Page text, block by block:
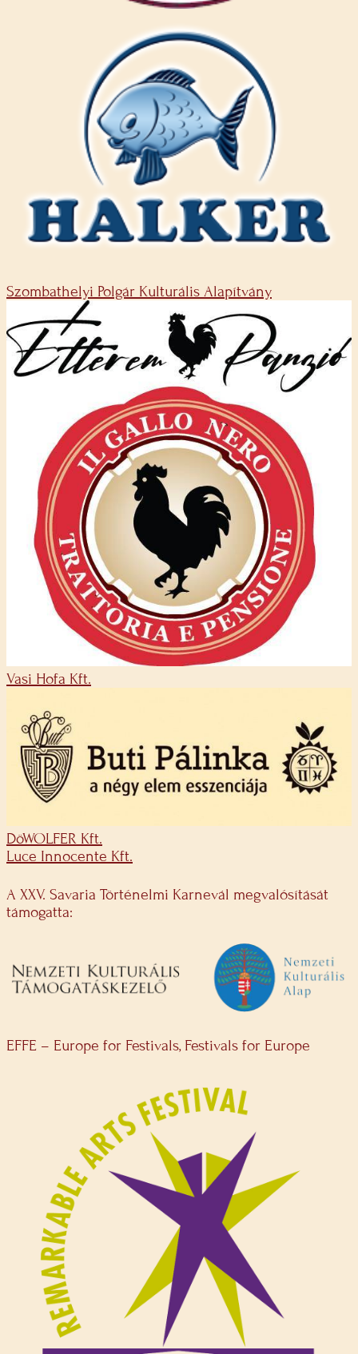
Szombathelyi Polgár Kulturális Alapítvány
Vasi Hofa Kft.
DöWOLFER Kft.
Luce Innocente Kft.
A XXV. Savaria Történelmi Karnevál megvalósítását
támogatta:
EFFE – Europe for Festivals, Festivals for Europe